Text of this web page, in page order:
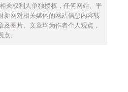
关权利人单独授权，任何网站、平
新网对相关媒体的网站信息内容转
图片。文章均为作者个人观点，
。